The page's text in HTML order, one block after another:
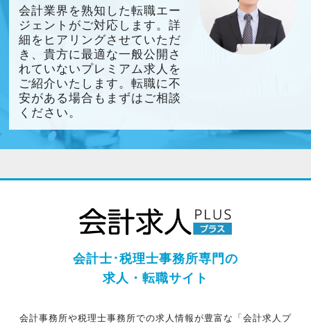
会計業界を熟知した転職エー
ジェントがご対応します。詳
細をヒアリングさせていただ
き、貴方に最適な一般公開さ
れていないプレミアム求人を
ご紹介いたします。転職に不
安がある場合もまずはご相談
ください。
会計士･税理士事務所専門の
求人・転職サイト
会計事務所や税理士事務所での求人情報が豊富な「会計求人プ